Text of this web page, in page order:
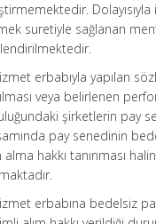
suretiyle sağlanan
erbabıyla yapılan
veya belirlenen
şirketlerin pay
pay senedinin
alma hakkı tanınması
erbabına bedelsiz